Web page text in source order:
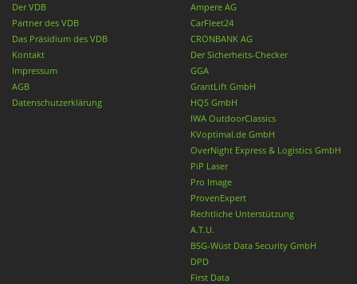
Der VDB
Partner des VDB
Das Präsidium des VDB
Kontakt
Impressum
AGB
Datenschutzerklärung
Ampere AG
CarFleet24
CRONBANK AG
Der Sicherheits-Checker
GGA
GrantLift GmbH
HQS GmbH
IWA OutdoorClassics
KVoptimal.de GmbH
OverNight Express & Logistics GmbH
PiP Laser
Pro Image
ProvenExpert
Rechtliche Unterstützung
A.T.U.
BSG-Wüst Data Security GmbH
DPD
First Data